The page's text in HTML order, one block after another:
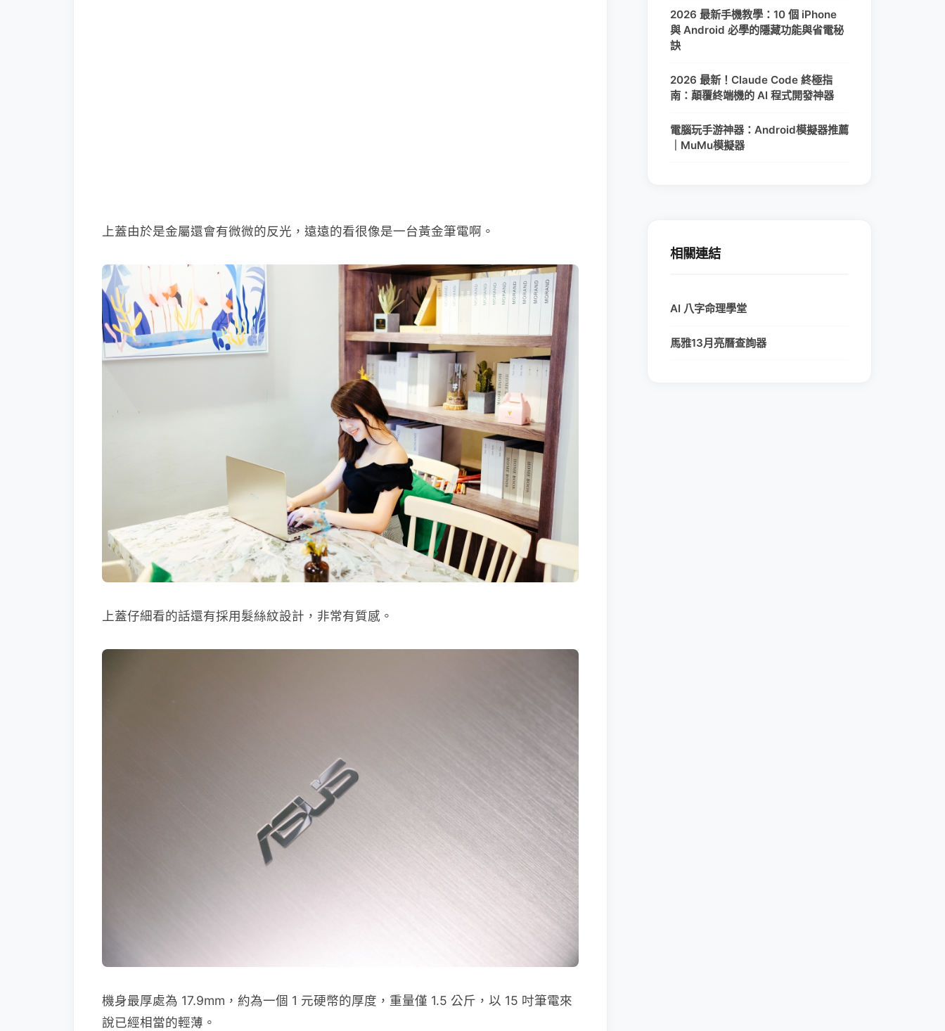
上蓋由於是金屬還會有微微的反光，遠遠的看很像是一台黃金筆電啊。
上蓋仔細看的話還有採用髮絲紋設計，非常有質感。
機身最厚處為 17.9mm，約為一個 1 元硬幣的厚度，重量僅 1.5 公斤，以 15 吋筆電來
說已經相當的輕薄。
2026 最新手機教學：10 個 iPhone
與 Android 必學的隱藏功能與省電秘
訣
2026 最新！Claude Code 終極指
南：顛覆終端機的 AI 程式開發神器
電腦玩手游神器：Android模擬器推薦
｜MuMu模擬器
相關連結
AI 八字命理學堂
馬雅13月亮曆查詢器